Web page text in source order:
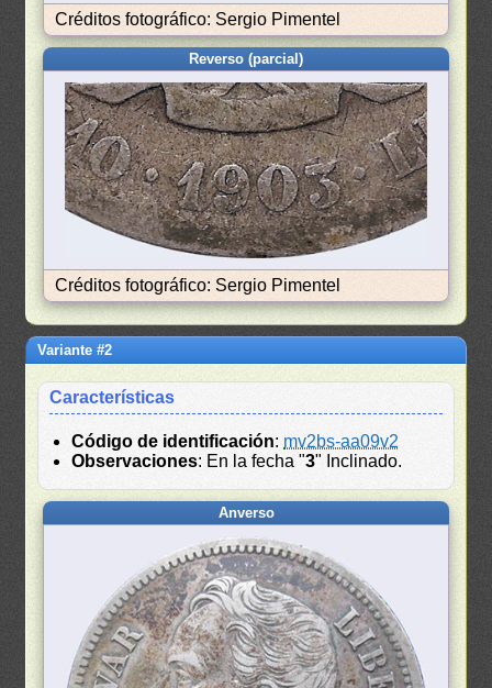
Créditos fotográfico: Sergio Pimentel
Reverso (parcial)
Créditos fotográfico: Sergio Pimentel
Variante #2
Características
Código de identificación: mv2bs-aa09v2
Observaciones: En la fecha "3" Inclinado.
Anverso